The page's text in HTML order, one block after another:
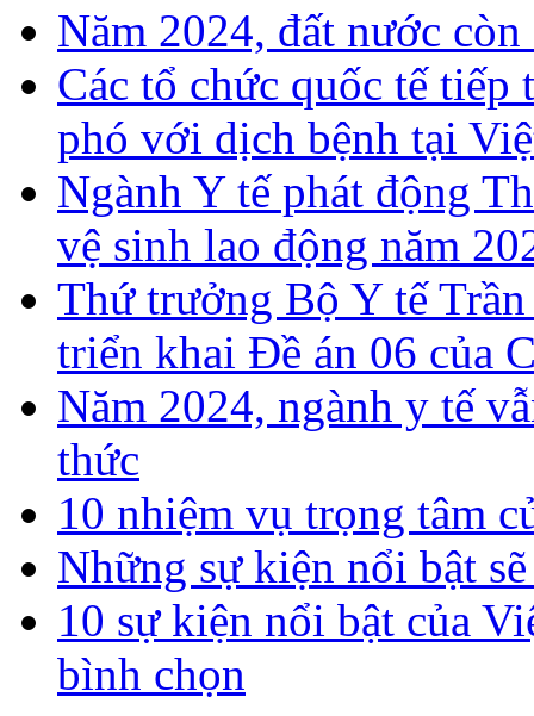
Năm 2024, đất nước
Các tổ chức quốc tế
phó với dịch bệnh tại
Ngành Y tế phát động
vệ sinh lao động năm
Thứ trưởng Bộ Y tế
triển khai Đề án 06 của
Năm 2024, ngành y tế
thức
10 nhiệm vụ trọng tâm
Những sự kiện nổi bật
10 sự kiện nổi bật của
bình chọn